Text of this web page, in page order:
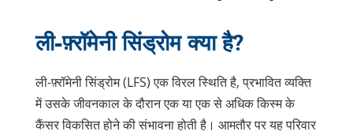
ली-फ़्रॉमेनी सिंड्रोम क्या है?
ली-फ़्रॉमेनी सिंड्रोम (LFS) एक विरल स्थिति है, प्रभावित व्यक्ति
में उसके जीवनकाल के दौरान एक या एक से अधिक किस्म के
कैंसर विकसित होने की संभावना होती है। आमतौर पर यह परिवार